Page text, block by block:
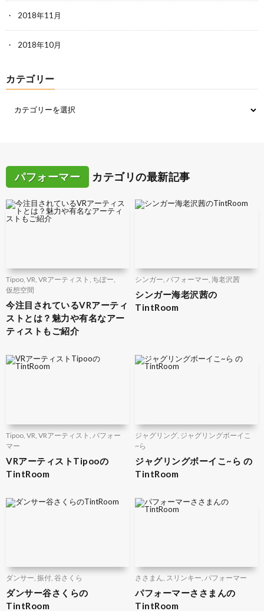
2018年11月
2018年10月
カテゴリー
パフォーマー カテゴリの最新記事
Tipoo, VR, VRアーティスト , ちぽー,
仮想空間
今注目されているVRアーティ
ストとは？魅力や有名なアー
ティストもご紹介
シンガー, パフォーマー, 海老沢茜
シンガー海老沢茜の
TintRoom
Tipoo VR VRアーティスト パフォー
マー
VRアーティストTipooの
TintRoom
ジャグリング ジャグリングボーイこ
~ら
ジャグリングボーイこ~ら の
TintRoom
ダンサー, 振付, 谷さくら
ダンサー谷さくらの
TintRoom
ささまん, スリンキー, パフォーマー
パフォーマーささまんの
TintRoom